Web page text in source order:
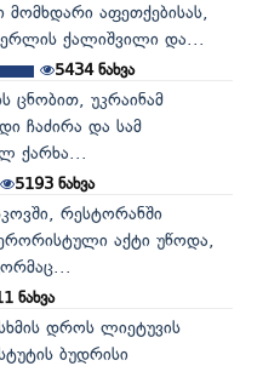
მომხდარი აფეთქებისას,
ქალიშვილი და...
5434ნახვა
ცნობით, უკრაინამ
ჩაძირა და სამ
ქარხა...
5193ნახვა
რესტორანში
აქტი უწოდა,
ნახვა
დროს ლიეტუვის
ბუდრისი